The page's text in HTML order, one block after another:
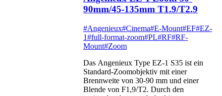
90mm/45-135mm T1.9/T2.9
#Angenieux#Cinema#E-Mount#EF#EZ-
1#full-format-zoom#PL#RF#RF-
Mount#Zoom
Das Angenieux Type EZ-1 S35 ist ein
Standard-Zoomobjektiv mit einer
Brennweite von 30-90 mm und einer
Blende von F1,9/T2. Durch den